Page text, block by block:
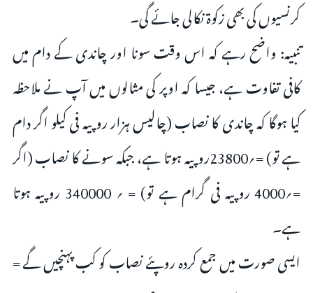
کرنسیوں کی بھی زکوۃ نکالی جائے گی۔
تنبیہ: واضح رہے کہ اس وقت سونا اور چاندی کے دام میں
کافی تفاوت ہے، جیسا کہ اوپر کی مثالوں میں آپ نے ملاحظہ
کیا ہوگا کہ چاندی کا نصاب (چالیس ہزار روپیہ فی کیلو اگر دام
ہے تو) =؍23800روپیہ ہوتا ہے، جبکہ سونے کا نصاب (اگر
=؍4000 روپیہ فی گرام ہے تو) = ؍ 340000 روپیہ ہوتا
ہے۔
ایسی صورت میں جمع کردہ روپئے نصاب کو کب پہنچیں گے =